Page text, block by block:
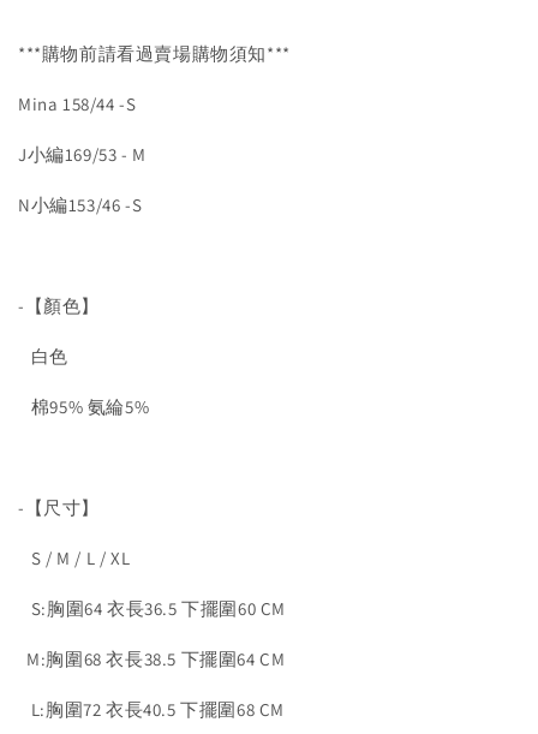
***購物前請看過賣場購物須知***
Mina 158/44 -S
J小編169/53 - M
N小編153/46 -S
-【顏色】
白色
棉95% 氨綸5%
-【尺寸】
S / M / L / XL
S:胸圍64 衣長36.5 下擺圍60 CM
M:胸圍68 衣長38.5 下擺圍64 CM
L:胸圍72 衣長40.5 下擺圍68 CM